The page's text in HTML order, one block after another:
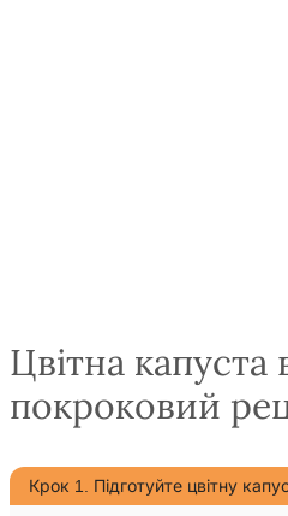
Цвітна капуста
покроковий
Крок 1. Підготуйте цвітну